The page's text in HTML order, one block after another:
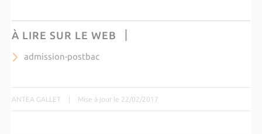
À LIRE SUR LE WEB
admission-postbac
ANTEA GALLET | Mise à jour le 22/02/2017